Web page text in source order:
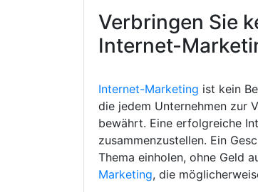
Verbringen Sie
Internet-
Internet-Marketing ist kein
die jedem Unternehmen zur
bewährt. Eine erfolgreiche
zusammenzustellen. Ein
Thema einholen, ohne Geld
Marketing, die